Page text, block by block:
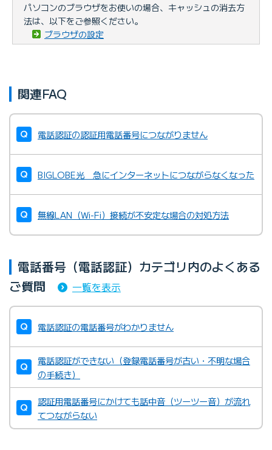
パソコンのブラウザをお使いの場合、キャッシュの消去方
法は、以下をご参照ください。
ブラウザの設定
関連FAQ
電話認証の認証用電話番号につながりません
BIGLOBE光 急にインターネットにつながらなくなった
無線LAN（Wi-Fi）接続が不安定な場合の対処方法
電話番号（電話認証）カテゴリ内のよくある
ご質問
一覧を表示
電話認証の電話番号がわかりません
電話認証ができない（登録電話番号が古い・不明な場合
の手続き）
認証用電話番号にかけても話中音（ツーツー音）が流れ
てつながらない